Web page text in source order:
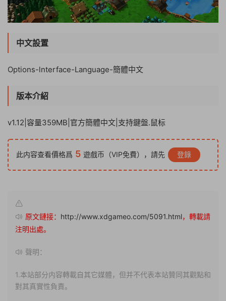
中文設置
Options-lnterface-Language-簡體中文
版本介紹
v1.12|容量359MB|官方簡體中文|支持鍵盤.鼠标
此内容查看價格爲 5 遊戲币（VIP免費），請先 登錄
原文鏈接： http://www.xdgameo.com/5091.html，轉載請
注明出處。
聲明：
1.本站部分内容轉載自其它媒體，但并不代表本站贊同其觀點和
對其真實性負責。